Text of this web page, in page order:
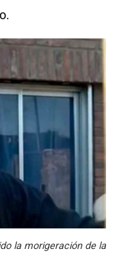
la morigeración de la